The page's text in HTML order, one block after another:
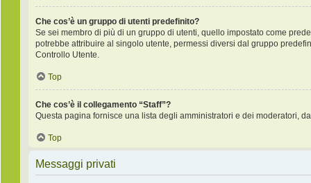
Che cos’è un gruppo di utenti predefinito?
Se sei membro di più di un gruppo di utenti, quello impostato come
potrebbe attribuire al singolo utente, permessi diversi dal gruppo
Controllo Utente.
Top
Che cos’è il collegamento “Staff”?
Questa pagina fornisce una lista degli amministratori e dei moderatori,
Top
Messaggi privati